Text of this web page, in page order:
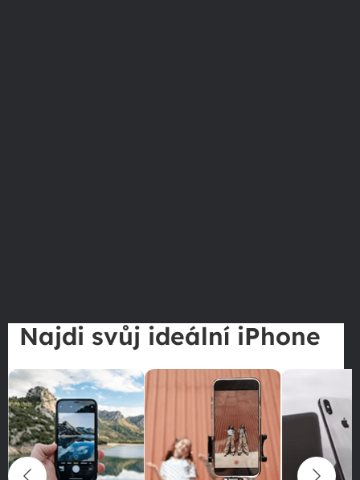
Najdi svůj ideální iPhone